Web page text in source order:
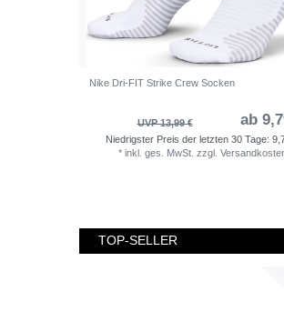
Nike Dri-FIT Strike Crew Socken
UVP 13,99 € ab
Niedrigster Preis der letzten 30 Tage:
* inkl. ges. MwSt. zzgl.
TOP-SELLER